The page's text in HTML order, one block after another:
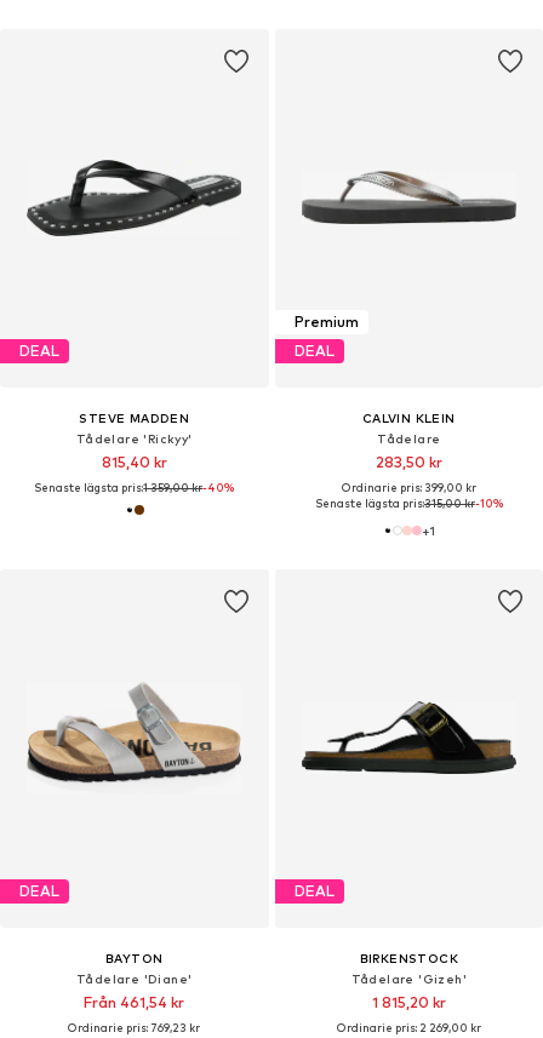
DEAL
STEVE MADDEN
Tådelare 'Rickyy'
815,40 kr
Senaste lägsta pris:1 359,00 kr-40%
Premium
DEAL
CALVIN KLEIN
Tådelare
283,50 kr
Ordinarie pris: 399,00 kr
Senaste lägsta pris:315,00 kr-10%
+1
DEAL
BAYTON
Tådelare 'Diane'
Från 461,54 kr
Ordinarie pris: 769,23 kr
DEAL
BIRKENSTOCK
Tådelare 'Gizeh'
1 815,20 kr
Ordinarie pris: 2 269,00 kr